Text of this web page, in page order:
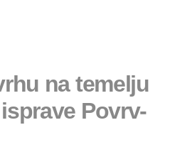
na temelju
Povrv-